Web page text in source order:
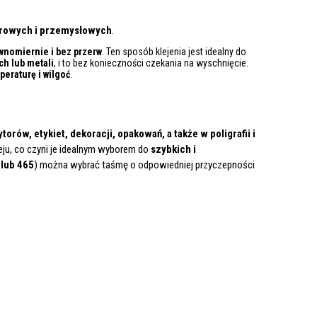
i przemysłowych
i bez przerw . Ten sposób klejenia jest idealny do
lub metali, i to bez konieczności czekania na wyschnięcie.
i wilgoć
etykiet, dekoracji, opakowań, a także w poligrafii i
co czyni je idealnym wyborem do szybkich i
465) można wybrać taśmę o odpowiedniej przyczepności